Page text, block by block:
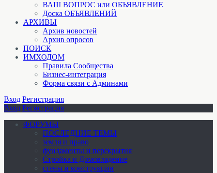
ВАШ ВОПРОС или ОБЪЯВЛЕНИЕ
Доска ОБЪЯВЛЕНИЙ
АРХИВЫ
Архив новостей
Архив опросов
ПОИСК
ИМХОДОМ
Правила Сообщества
Бизнес-интеграция
Форма связи с Админами
Вход Регистрация
Вход Регистрация
ФОРУМЫ
ПОСЛЕДНИЕ ТЕМЫ
земля и право
фундаменты и перекрытия
Стройка и Домовладение
стены и конструкции